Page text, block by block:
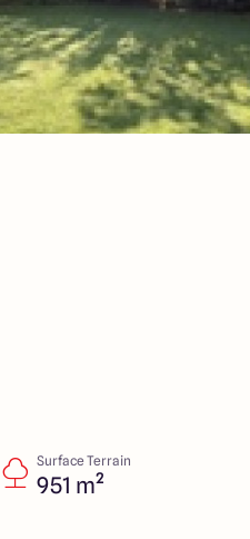
Surface Terrain
951 m²